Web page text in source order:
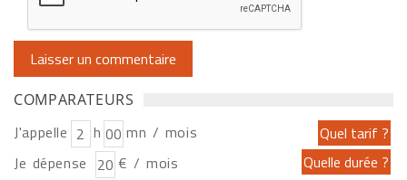
COMPARATEURS
J'appelle h
mn / mois
Je dépense
€ / mois